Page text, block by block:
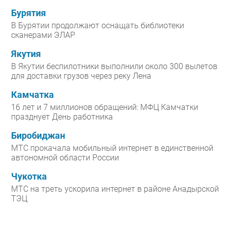
Бурятия
В Бурятии продолжают оснащать библиотеки
сканерами ЭЛАР
Якутия
В Якутии беспилотники выполнили около 300 вылетов
для доставки грузов через реку Лена
Камчатка
16 лет и 7 миллионов обращений: МФЦ Камчатки
празднует День работника
Биробиджан
МТС прокачала мобильный интернет в единственной
автономной области России
Чукотка
МТС на треть ускорила интернет в районе Анадырской
ТЭЦ